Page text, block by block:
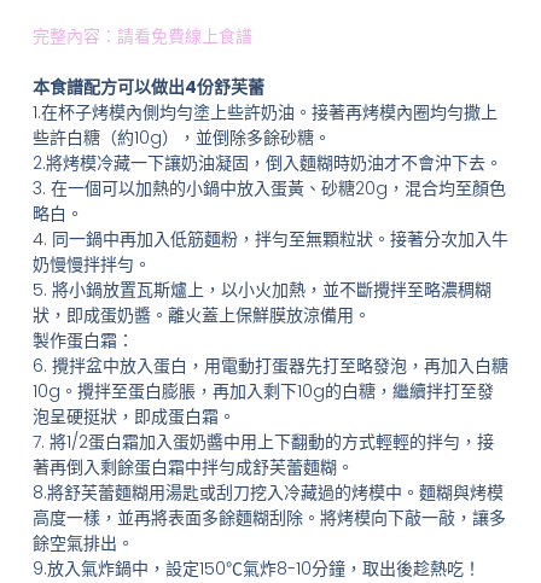
完整內容：請看免費線上食譜
本食譜配方可以做出4份舒芙蕾
1.在杯子烤模內側均勻塗上些許奶油。接著再烤模內圈均勻撒上
些許白糖（約10g），並倒除多餘砂糖。
2.將烤模冷藏一下讓奶油凝固，倒入麵糊時奶油才不會沖下去。
3. 在一個可以加熱的小鍋中放入蛋黃、砂糖20g，混合均至顏色
略白。
4. 同一鍋中再加入低筋麵粉，拌勻至無顆粒狀。接著分次加入牛
奶慢慢拌拌勻。
5. 將小鍋放置瓦斯爐上，以小火加熱，並不斷攪拌至略濃稠糊
狀，即成蛋奶醬。離火蓋上保鮮膜放涼備用。
製作蛋白霜：
6. 攪拌盆中放入蛋白，用電動打蛋器先打至略發泡，再加入白糖
10g。攪拌至蛋白膨脹，再加入剩下10g的白糖，繼續拌打至發
泡呈硬挺狀，即成蛋白霜。
7. 將1/2蛋白霜加入蛋奶醬中用上下翻動的方式輕輕的拌勻，接
著再倒入剩餘蛋白霜中拌勻成舒芙蕾麵糊。
8.將舒芙蕾麵糊用湯匙或刮刀挖入冷藏過的烤模中。麵糊與烤模
高度一樣，並再將表面多餘麵糊刮除。將烤模向下敲一敲，讓多
餘空氣排出。
9.放入氣炸鍋中，設定150℃氣炸8-10分鐘，取出後趁熱吃！